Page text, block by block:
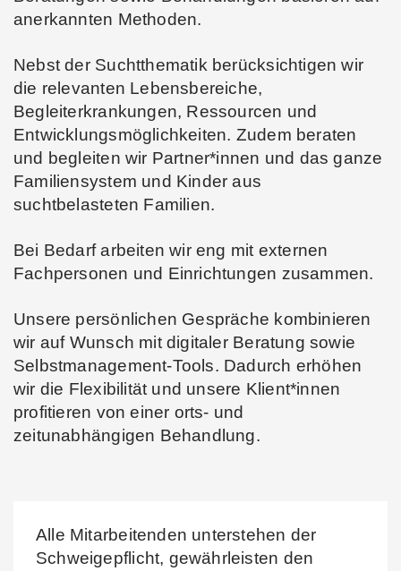
anerkannten Methoden.
Nebst der Suchtthematik berücksichtigen wir
die relevanten Lebensbereiche,
Begleiterkrankungen, Ressourcen und
Entwicklungsmöglichkeiten. Zudem beraten
und begleiten wir Partner*innen und das ganze
Familiensystem und Kinder aus
suchtbelasteten Familien.
Bei Bedarf arbeiten wir eng mit externen
Fachpersonen und Einrichtungen zusammen.
Unsere persönlichen Gespräche kombinieren
wir auf Wunsch mit digitaler Beratung sowie
Selbstmanagement-Tools. Dadurch erhöhen
wir die Flexibilität und unsere Klient*innen
profitieren von einer orts- und
zeitunabhängigen Behandlung.
Alle Mitarbeitenden unterstehen der
Schweigepflicht, gewährleisten den